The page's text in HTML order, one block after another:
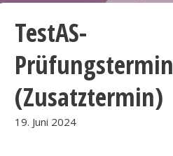
TestAS-
Prüfungstermin
(Zusatztermin)
19. Juni 2024